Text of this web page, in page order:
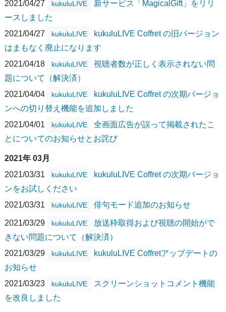
2021/04/27 kukuluLIVE
新サービス「MagicalGift」をリリ
ースしました
2021/04/27
kukuluLIVE
kukuluLIVE Coffret の旧バージョン
はまもなく廃止になります
2021/04/18
kukuluLIVE
視聴者数が正しく表示されない問
題について（解決済）
2021/04/04
kukuluLIVE
kukuluLIVE Coffret の次期バージョ
ンへの切り替え機能を追加しました
2021/04/01
kukuluLIVE
全画面広告が誤って掲載されたこ
とについてのお知らせとお詫び
2021年 03月
2021/03/31
kukuluLIVE
kukuluLIVE Coffret の次期バージョ
ンをお試しください
2021/03/31
kukuluLIVE 俳句モード追加のお知らせ
2021/03/29 kukuluLIVE
放送枠取得および視聴の開始がで
きない問題について（解決済）
2021/03/29
kukuluLIVE
kukuluLIVE Coffretアップデートの
お知らせ
2021/03/23
kukuluLIVE
スクリーンショットコメント機能
を改良しました